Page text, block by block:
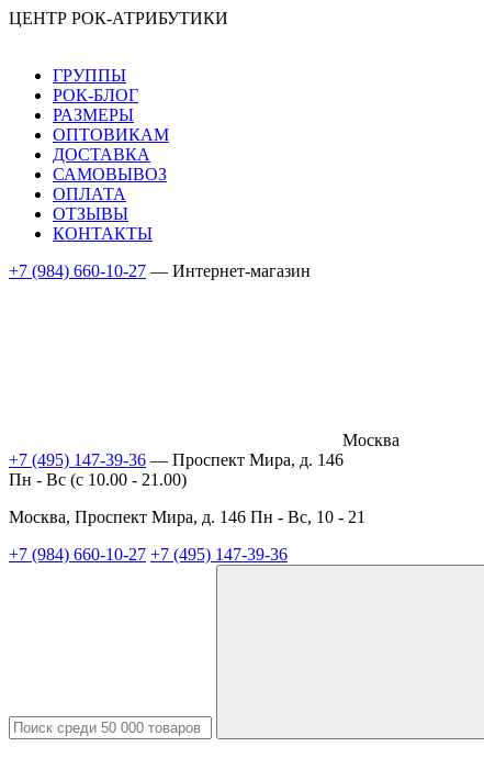
ЦЕНТР РОК-АТРИБУТИКИ
ГРУППЫ
РОК-БЛОГ
РАЗМЕРЫ
ОПТОВИКАМ
ДОСТАВКА
САМОВЫВОЗ
ОПЛАТА
ОТЗЫВЫ
КОНТАКТЫ
+7 (984) 660-10-27 — Интернет-магазин
Москва
+7 (495) 147-39-36 — Проспект Мира, д. 146
Пн - Вс (c 10.00 - 21.00)
Москва, Проспект Мира, д. 146 Пн - Вс, 10 - 21
+7 (984) 660-10-27 +7 (495) 147-39-36